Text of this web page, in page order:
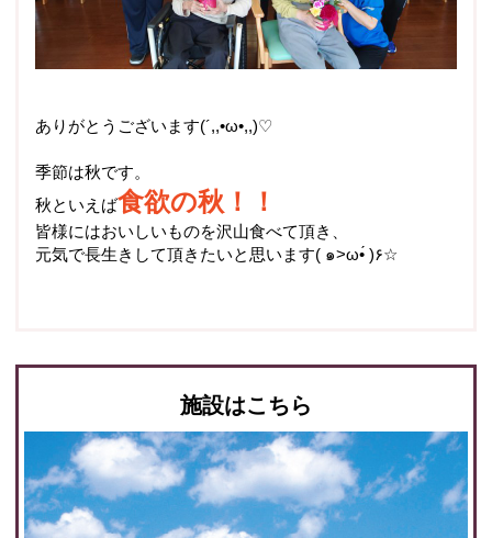
ありがとうございます(´,,•ω•,,)♡
季節は秋です。
秋といえば食欲の秋！！
皆様にはおいしいものを沢山食べて頂き、
元気で長生きして頂きたいと思います( ๑>ω•́ )۶☆
施設はこちら